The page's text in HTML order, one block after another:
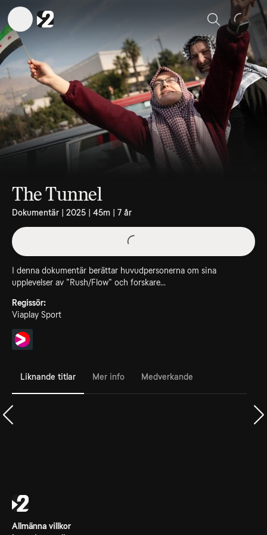
Sök
The Tunnel
Dokumentär | 2025 | 45m | 7 år
I denna dokumentär berättar huvudpersonerna om sina
upplevelser av ”Rush/Flow” och forskare...
Regissör:
Viaplay Sport
Liknande titlar Mer info Medverkande
Allmänna villkor